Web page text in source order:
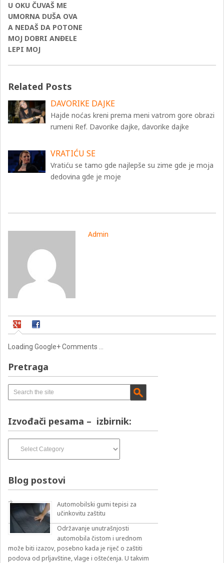
U OKU ČUVAŠ ME
UMORNA DUŠA OVA
A NEDAŠ DA POTONE
MOJ DOBRI ANĐELE
LEPI MOJ
Related Posts
DAVORIKE DAJKE
Hajde noćas kreni prema meni vatrom gore obrazi
rumeni Ref. Davorike dajke, davorike dajke
VRATIĆU SE
Vratiću se tamo gde najlepše su zime gde je moja
dedovina gde je moje
Admin
Loading Google+ Comments ...
Pretraga
Izvođači pesama – izbirnik:
pesama
Blog postovi
Automobilski gumi tepisi za
učinkovitu zaštitu
Održavanje unutrašnjosti
automobila čistom i urednom
može biti izazov, posebno kada je riječ o zaštiti
podova od prljavštine, vlage i oštećenja. U takvim